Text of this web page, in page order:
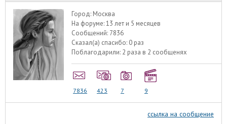
Город: Москва
На форуме:13 лет и 5 месяцев
Сообщений: 7836
Сказал(а) спасибо: 0 раз
Поблагодарили: 2 раза в 2 сообщенях
7836 423 7 9
ссылка на сообщение